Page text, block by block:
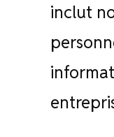
inclut